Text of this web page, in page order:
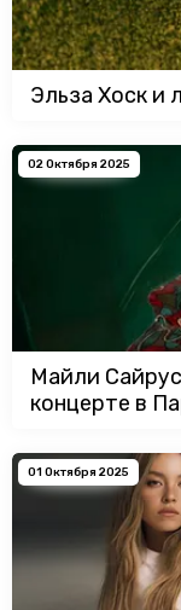
Эльза Хоск и
02 Октября 2025
Майли
концерте в
01 Октября 2025